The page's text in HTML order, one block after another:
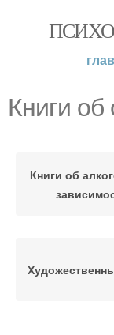
Книги об
Книги об